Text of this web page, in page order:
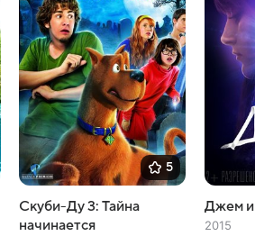
5
Скуби-Ду 3: Тайна
начинается
Джем и
2015